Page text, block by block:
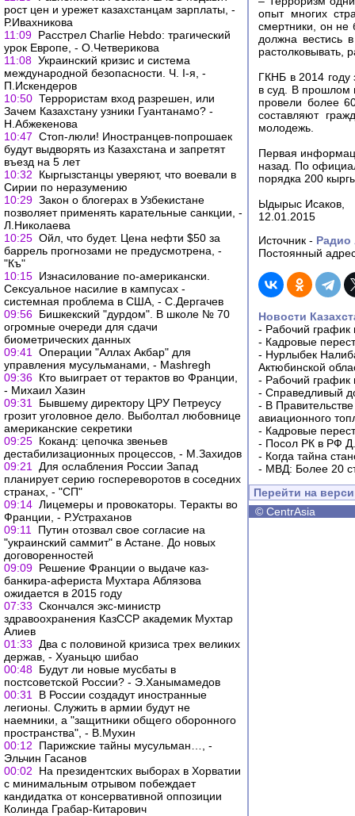
рост цен и урежет казахстанцам зарплаты, -
Р.Ивахникова
11:09 Расстрел Charlie Hebdo: трагический
урок Европе, - О.Четверикова
11:08 Украинский кризис и система
международной безопасности. Ч. I-я, -
П.Искендеров
10:50 Террористам вход разрешен, или
Зачем Казахстану узники Гуантанамо? -
Н.Абжекенова
10:47 Стоп-люли! Иностранцев-попрошаек
будут выдворять из Казахстана и запретят
въезд на 5 лет
10:32
Кыргызстанцы уверяют, что воевали в
Сирии по неразумению
10:29 Закон о блогерах в Узбекистане
позволяет применять карательные санкции, -
Л.Николаева
10:25 Ойл, что будет. Цена нефти $50 за
баррель прогнозами не предусмотрена, -
"Къ"
10:15 Изнасилование по-американски.
Сексуальное насилие в кампусах -
системная проблема в США, - С.Дергачев
09:56 Бишкекский "дурдом". В школе № 70
огромные очереди для сдачи
биометрических данных
09:41
Операции "Аллах Акбар" для
управления мусульманами, - Mashregh
09:36 Кто выиграет от терактов во Франции,
- Михаил Хазин
09:31
Бывшему директору ЦРУ Петреусу
грозит уголовное дело. Выболтал любовнице
американские секретики
09:25 Коканд: цепочка звеньев
дестабилизационных процессов, - М.Захидов
09:21
Для ослабления России Запад
планирует серию госпереворотов в соседних
странах, - "СП"
09:14 Лицемеры и провокаторы. Теракты во
Франции, - Р.Устраханов
09:11
Путин отозвал свое согласие на
"украинский саммит" в Астане. До новых
договоренностей
09:09 Решение Франции о выдаче каз-
банкира-афериста Мухтара Аблязова
ожидается в 2015 году
07:33 Скончался экс-министр
здравоохранения КазССР академик Мухтар
Алиев
01:33
Два с половиной кризиса трех великих
держав, - Хуаньцю шибао
00:48 Будут ли новые мусбаты в
постсоветской России? - Э.Ханымамедов
00:31
В России создадут иностранные
легионы. Служить в армии будут не
наемники, а "защитники общего оборонного
пространства", - В.Мухин
00:12
Парижские тайны мусульман…, -
Эльчин Гасанов
00:02
На президентских выборах в Хорватии
с минимальным отрывом побеждает
кандидатка от консервативной оппозиции
Колинда Грабар-Китарович
опыт многих
смертники, он не
должна вестись
растолковывать,
ГКНБ в 2014 году
в суд. В прошлом
провели более
составляют
молодежь.
Первая
назад. По
порядка 200
Ыдырыс Исаков,
12.01.2015
Источник - Радио
Постоянный
Новости
- Рабочий график
- Кадровые
- Нурлыбек
Актюбинской
- Рабочий график
- Справедливый
- В
авиационного
- Кадровые
- Посол РК в РФ
- Когда тайна
- МВД: Более 20
Перейти на
© CentrAsia